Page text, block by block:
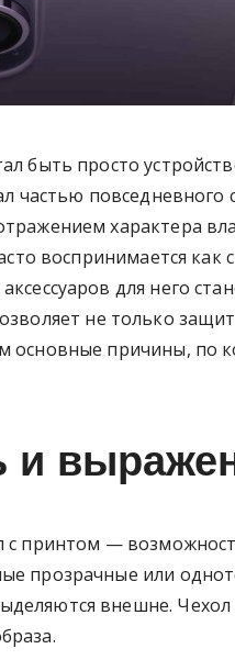
быть просто
частью повседневного
характера
воспринимается как
для него
не только
основные причины, по
и
с принтом —
прозрачные или
внешне. Чехол